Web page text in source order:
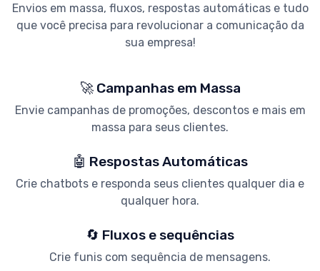
Envios em massa, fluxos, respostas automáticas e tudo
que você precisa para revolucionar a comunicação da
sua empresa!
🚀 Campanhas em Massa
Envie campanhas de promoções, descontos e mais em
massa para seus clientes.
🤖 Respostas Automáticas
Crie chatbots e responda seus clientes qualquer dia e
qualquer hora.
🔄 Fluxos e sequências
Crie funis com sequência de mensagens.